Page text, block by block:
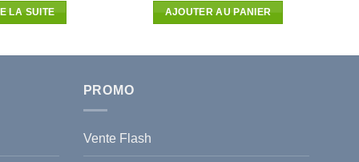
initial
était :
LA SUITE
initial
était :
AJOUTER AU PANIER
PROMO
Vente Flash